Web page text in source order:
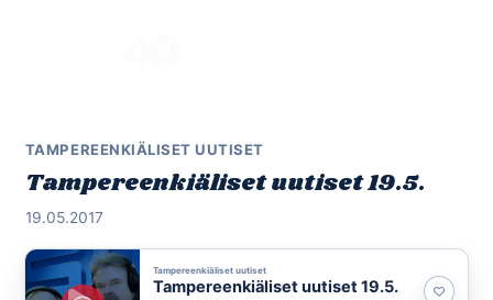
TAMPEREENKIÄLISET UUTISET
Tampereenkiäliset uutiset 19.5.
19.05.2017
Tampereenkiäliset uutiset
Tampereenkiäliset uutiset 19.5.